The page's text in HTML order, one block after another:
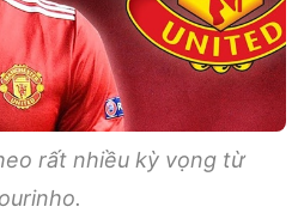
rất nhiều kỳ vọng từ